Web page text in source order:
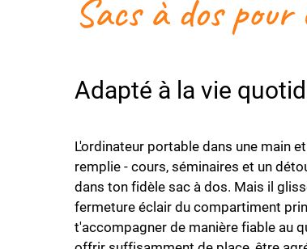
Sacs à dos
Adapté à la vie
L'ordinateur portable dans une main
remplie - cours, séminaires et un
dans ton fidèle sac à dos. Mais il
fermeture éclair du compartiment
t'accompagner de manière fiable au